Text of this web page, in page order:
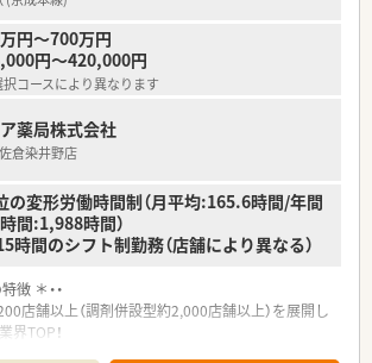
常備薬まで、従業員割引制度など嬉しいメリットも
ます！
円～700万円
円～420,000円
コースにより異なります
薬局株式会社
倉染井野店
の変形労働時間制（月平均:165.6時間/年間
間:1,988時間）
時間のシフト制勤務（店舗により異なる）
徴 ＊・・
店舗以上（調剤併設型約2,000店舗以上）を展開し
界TOP！